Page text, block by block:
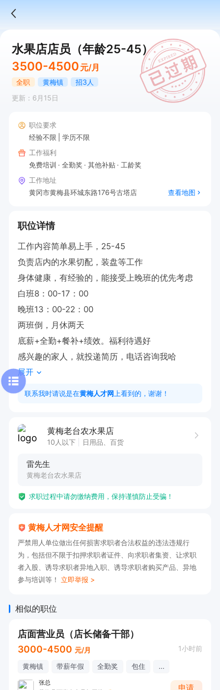
水果店店员（年龄25-45）
3500-4500 元/月
全职 黄梅镇
招3人
更新：6月15日
职位要求
经验不限
学历不限
工作福利
免费培训
全勤奖 其他补贴
工龄奖
工作地址
黄冈市黄梅县环城东路176号古塔店
查看地图
职位详情
工作内容简单易上手，25-45
负责店内的水果切配，装盘等工作
身体健康，有经验的，能接受上晚班的优先考虑
白班8：00-17：00
晚班13：00-22：00
两班倒，月休两天
底薪+全勤+餐补+绩效。福利待遇好
感兴趣的家人，就投递简历，电话咨询我哈
展开
联系我时请说是在黄梅人才网 上看到的，谢谢！
黄梅老台农水果店
10人以下 日用品、百货
雷先生
黄梅老台农水果店
求职过程中请勿缴纳费用，保持谨慎防止受骗！
黄梅人才网安全提醒
严禁用人单位做出任何损害求职者合法权益的违法违规行
为，包括但不限于扣押求职者证件、向求职者集资、让求职
者入股、诱导求职者异地入职、诱导求职者购买产品、异地
参与培训等！ 立即举报 >
相似的职位
店面营业员（店长储备干部）
3000-4500 元/月 1小时前
黄梅镇 带薪年假 全勤奖 包住 ...
张总
申请